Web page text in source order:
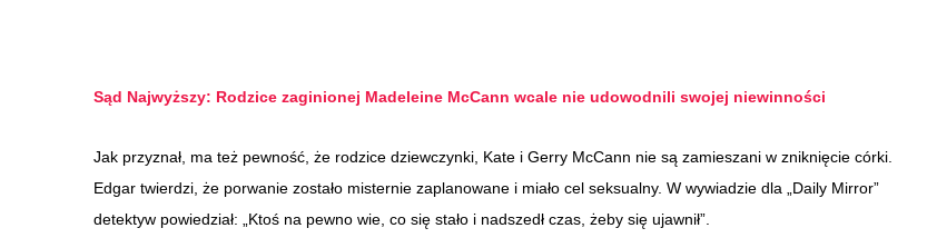
Sąd Najwyższy: Rodzice zaginionej Madeleine McCann wcale nie udowodnili swojej niewinności
Jak przyznał, ma też pewność, że rodzice dziewczynki, Kate i Gerry McCann nie są zamieszani w zniknięcie córki.
Edgar twierdzi, że porwanie zostało misternie zaplanowane i miało cel seksualny. W wywiadzie dla „Daily Mirror”
detektyw powiedział: „Ktoś na pewno wie, co się stało i nadszedł czas, żeby się ujawnił”.